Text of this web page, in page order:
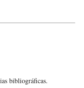
bibliográficas.